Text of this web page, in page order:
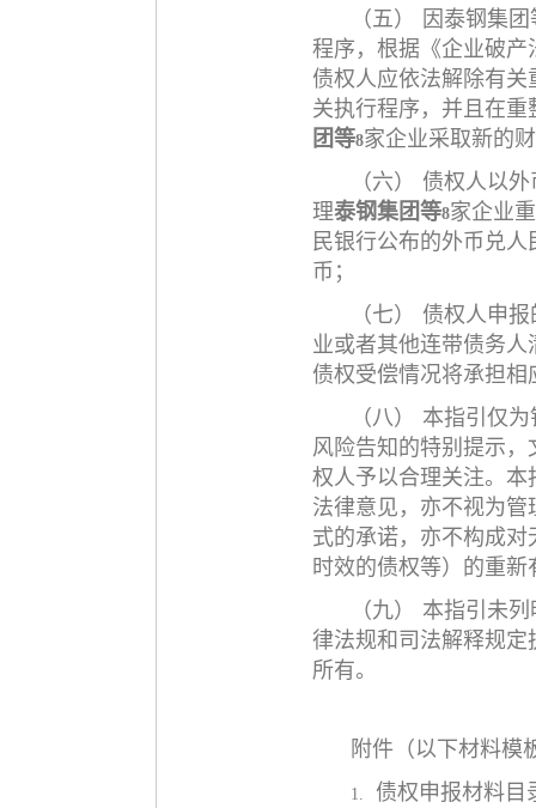
（五）
因泰钢集团
程序，根据《企业破产
债权人应依法解除有
关执行程序，并且在重
团等8家企业采取新的
（六）
债权人以
理泰钢集团等8家企业
民银行公布的外币兑
币；
（七）
债权人申
业或者其他连带债务
债权受偿情况将承担相
（八）
本指引仅
风险告知的特别提示
权人予以合理关注。
法律意见，亦不视为
式的承诺，亦不构成
时效的债权等）的重新
（九）
本指引未
律法规和司法解释规
所有。
附件（以下材料模
1. 债权申报材料目